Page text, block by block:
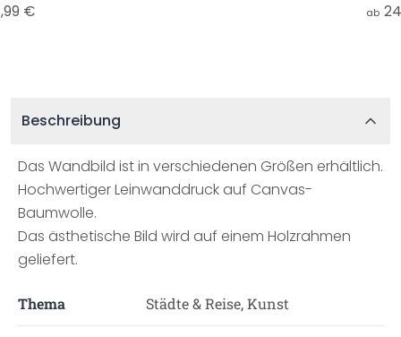
€
ab
Beschreibung
Das Wandbild ist in verschiedenen Größen erhältlich.
Hochwertiger Leinwanddruck auf Canvas-
Baumwolle.
Das ästhetische Bild wird auf einem Holzrahmen
geliefert.
Thema Städte & Reise, Kunst